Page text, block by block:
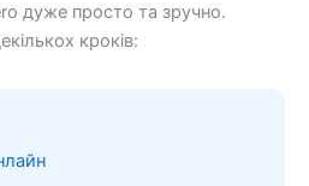
дуже просто та зручно.
кроків: